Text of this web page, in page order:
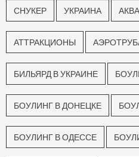
СНУКЕР УКРАИНА
АТТРАКЦИОНЫ
БИЛЬЯРД В УКРАИНЕ
БОУЛИНГ В ДОНЕЦКЕ
БОУЛИНГ В ОДЕССЕ